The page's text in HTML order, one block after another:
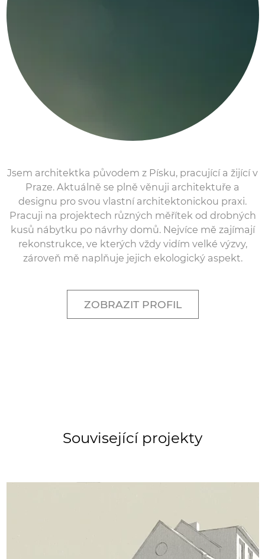
Jsem architektka původem z Písku, pracující a žijící v
Praze. Aktuálně se plně věnuji architektuře a
designu pro svou vlastní architektonickou praxi.
Pracuji na projektech různých měřítek od drobných
kusů nábytku po návrhy domů. Nejvíce mě zajímají
rekonstrukce, ve kterých vždy vidím velké výzvy,
zároveň mě naplňuje jejich ekologický aspekt.
ZOBRAZIT PROFIL
Související projekty